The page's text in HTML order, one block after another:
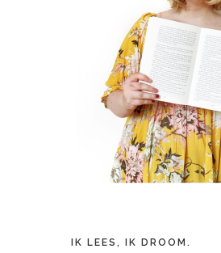
IK LEES, IK DROOM.